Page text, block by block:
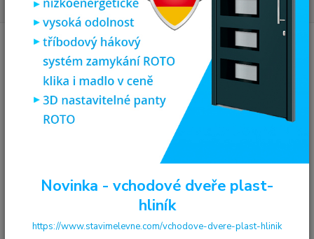
Plastová okna
plastové okno 70x110 cm, jednokřídlé, bílé,
PREMIUM 7000
plastové okno 70x110 cm,
jednokřídlé, bílé, PREMIUM 7000
Novinka - vchodové dveře plast-
hliník
https://www.stavimelevne.com/vchodove-dvere-plast-hlinik